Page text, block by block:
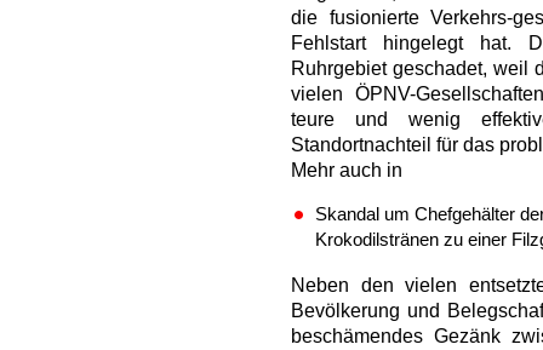
die fusionierte Verkehrs-
Fehlstart hingelegt hat.
Ruhrgebiet geschadet, weil
vielen ÖPNV-
teure und wenig
Standortnachteil für das
Mehr auch in
Skandal um Chefgehälter
Krokodilstränen zu einer
Neben den vielen
Bevölkerung und
beschämendes Gezänk